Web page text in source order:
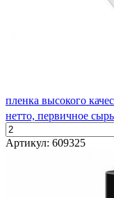
пленка высокого
нетто, первичное
Артикул: 609325